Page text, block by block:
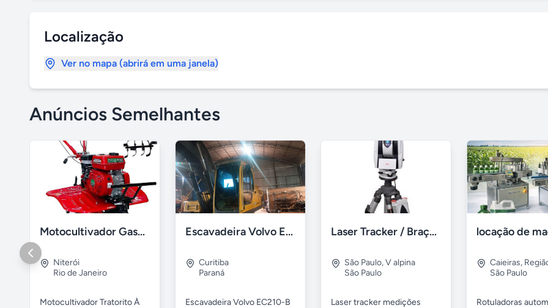
Localização
Ver no mapa (abrirá em uma janela)
Anúncios Semelhantes
Motocultivador Gasolina 7hp 4t Gmc 7000-1 Garthen.
Niterói
Rio de Janeiro
Motocultivador Tratorito À
Escavadeira Volvo EC210-B 2013
Curitiba
Paraná
Escavadeira Volvo EC210-B
Laser Tracker / Braço Faro Medições 2D / 3D Locação
São Paulo,V alpina
São Paulo
Laser tracker medições
Caieiras,
São Paulo
Rotuladoras